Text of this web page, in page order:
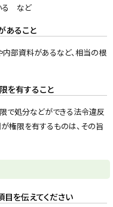
る など
あること
部資料があるなど、相当の根
を有すること
で処分などができる法令違反
権限を有するものは、その旨
目を伝えてください